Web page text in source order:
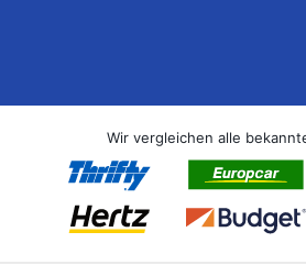
Wir vergleichen alle